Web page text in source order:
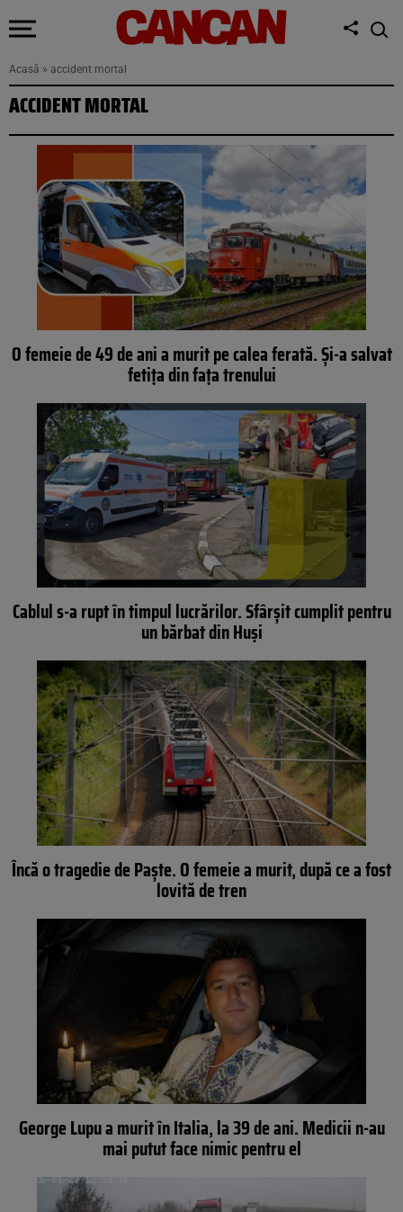
Acasă » accident mortal
ACCIDENT MORTAL
O femeie de 49 de ani a murit pe calea ferată. Și-a salvat
fetița din fața trenului
Cablul s-a rupt în timpul lucrărilor. Sfârșit cumplit pentru
un bărbat din Huși
Încă o tragedie de Paște. O femeie a murit, după ce a fost
lovită de tren
George Lupu a murit în Italia, la 39 de ani. Medicii n-au
mai putut face nimic pentru el